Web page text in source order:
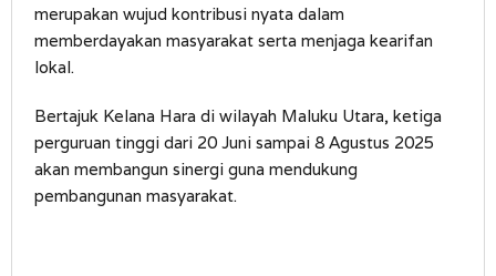
merupakan wujud kontribusi nyata dalam
memberdayakan masyarakat serta menjaga kearifan
lokal.
Bertajuk Kelana Hara di wilayah Maluku Utara, ketiga
perguruan tinggi dari 20 Juni sampai 8 Agustus 2025
akan membangun sinergi guna mendukung
pembangunan masyarakat.